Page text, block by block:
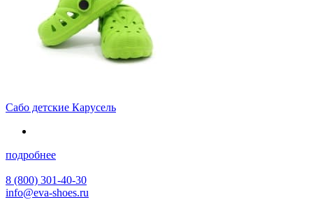
Сабо детские Карусель
подробнее
8 (800) 301-40-30
info@eva-shoes.ru